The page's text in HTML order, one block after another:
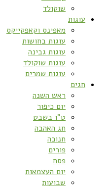
שוקולד
עוגות
מאפינס וקאפקייקס
עוגות בחושות
עוגות גבינה
עוגות שוקולד
עוגות שמרים
חגים
ראש השנה
יום כיפור
ט”ו בשבט
חג האהבה
חנוכה
פורים
פסח
יום העצמאות
שבועות